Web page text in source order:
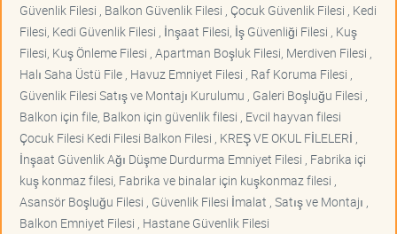
Güvenlik Filesi , Balkon Güvenlik Filesi , Çocuk Güvenlik Filesi , Kedi
Filesi, Kedi Güvenlik Filesi , İnşaat Filesi, İş Güvenliği Filesi , Kuş
Filesi, Kuş Önleme Filesi , Apartman Boşluk Filesi, Merdiven Filesi ,
Halı Saha Üstü File , Havuz Emniyet Filesi , Raf Koruma Filesi ,
Güvenlik Filesi Satış ve Montajı Kurulumu , Galeri Boşluğu Filesi ,
Balkon için file, Balkon için güvenlik filesi , Evcil hayvan filesi
Çocuk Filesi Kedi Filesi Balkon Filesi , KREŞ VE OKUL FİLELERİ ,
İnşaat Güvenlik Ağı Düşme Durdurma Emniyet Filesi , Fabrika içi
kuş konmaz filesi, Fabrika ve binalar için kuşkonmaz filesi ,
Asansör Boşluğu Filesi , Güvenlik Filesi İmalat , Satış ve Montajı ,
Balkon Emniyet Filesi , Hastane Güvenlik Filesi